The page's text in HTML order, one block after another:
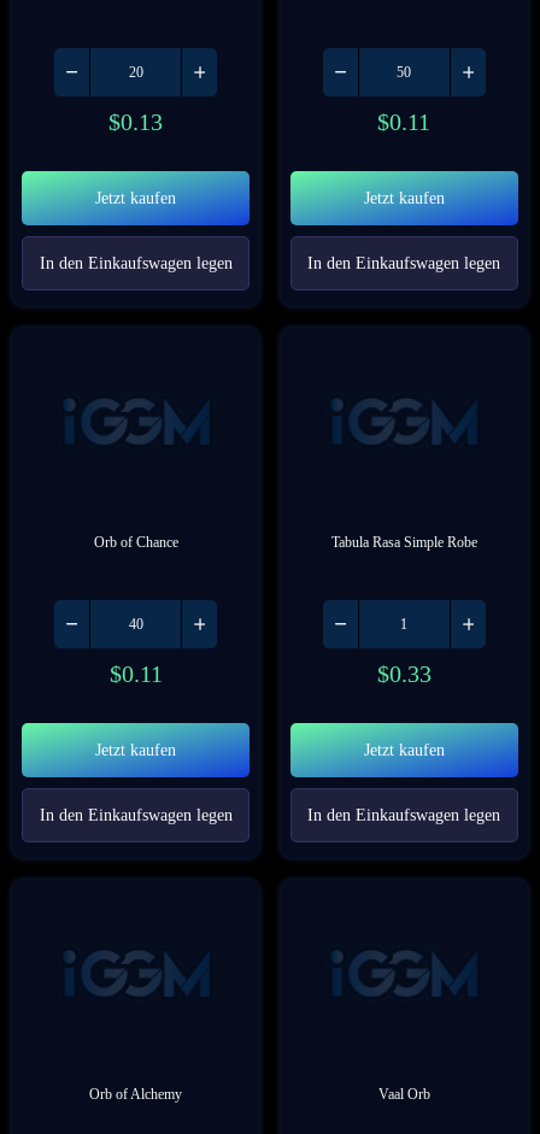
$0.13
Jetzt kaufen
In den Einkaufswagen legen
$0.11
Jetzt kaufen
In den Einkaufswagen legen
Orb of Chance
$0.11
Jetzt kaufen
In den Einkaufswagen legen
Tabula Rasa Simple Robe
$0.33
Jetzt kaufen
In den Einkaufswagen legen
Orb of Alchemy Vaal Orb